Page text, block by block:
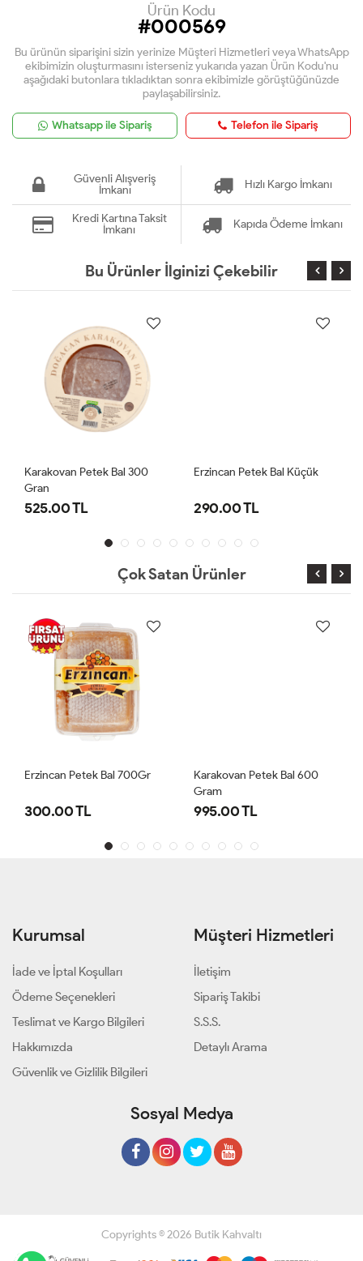
Ürün Kodu
#000569
Bu ürünün siparişini sizin yerinize Müşteri Hizmetleri veya WhatsApp
ekibimizin oluşturmasını isterseniz yukarıda yazan Ürün Kodu'nu
aşağıdaki butonlara tıkladıktan sonra ekibimizle görüştüğünüzde
paylaşabilirsiniz.
Whatsapp ile Sipariş Telefon ile Sipariş
Güvenli Alışveriş
İmkanı
Hızlı Kargo İmkanı
Kredi Kartına Taksit
İmkanı
Kapıda Ödeme İmkanı
Bu Ürünler İlginizi Çekebilir
Karakovan Petek Bal 300
Gran
525.00 TL
Erzincan Petek Bal Küçük
290.00 TL
Çok Satan Ürünler
Erzincan Petek Bal 700Gr
300.00 TL
Karakovan Petek Bal 600
Gram
995.00 TL
Kurumsal
İade ve İptal Koşulları
Ödeme Seçenekleri
Teslimat ve Kargo Bilgileri
Hakkımızda
Güvenlik ve Gizlilik Bilgileri
Müşteri Hizmetleri
İletişim
Sipariş Takibi
S.S.S.
Detaylı Arama
Sosyal Medya
Copyrights © 2026 Butik Kahvaltı